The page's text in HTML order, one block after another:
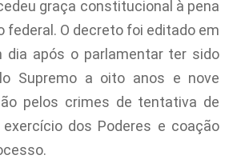
graça constitucional à pena
federal. O decreto foi editado em
dia após o parlamentar ter sido
Supremo a oito anos e nove
pelos crimes de tentativa de
dos Poderes e coação